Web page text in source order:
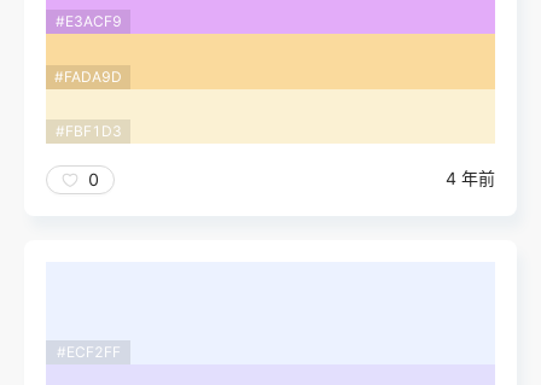
#E3ACF9
#FADA9D
#FBF1D3
0 4 年前
#ECF2FF